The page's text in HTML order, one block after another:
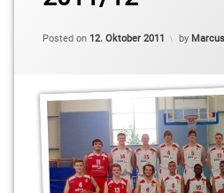
Mert
Basar
Moritz
Treml
Posted on 12. Oktober 2011
Updated
by